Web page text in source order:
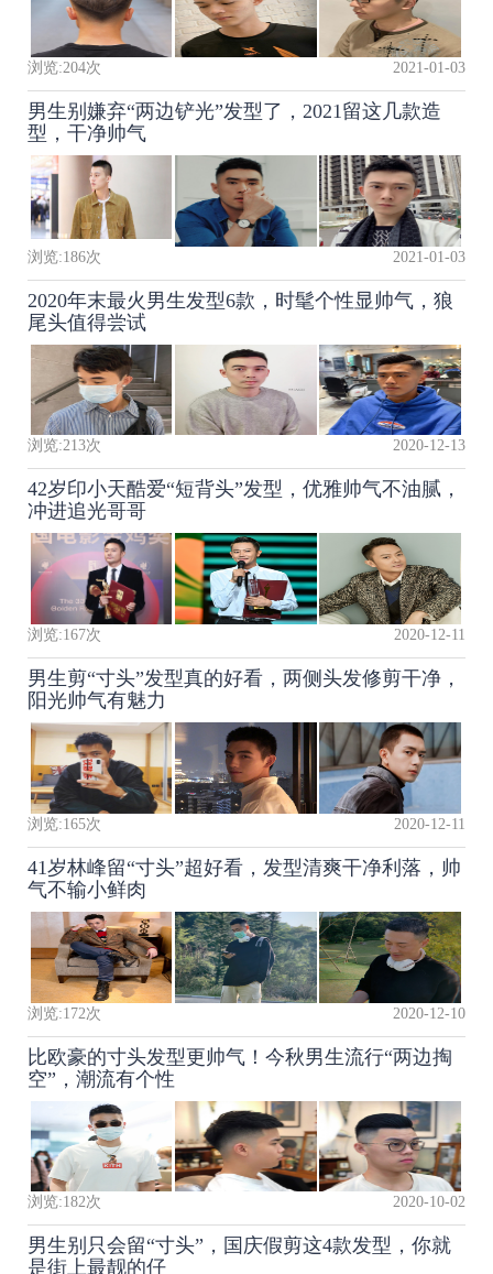
浏览:204次 2021-01-03
男生别嫌弃“两边铲光”发型了，2021留这几款造
型，干净帅气
浏览:186次 2021-01-03
2020年末最火男生发型6款，时髦个性显帅气，狼
尾头值得尝试
浏览:213次 2020-12-13
42岁印小天酷爱“短背头”发型，优雅帅气不油腻，
冲进追光哥哥
浏览:167次 2020-12-11
男生剪“寸头”发型真的好看，两侧头发修剪干净，
阳光帅气有魅力
浏览:165次 2020-12-11
41岁林峰留“寸头”超好看，发型清爽干净利落，帅
气不输小鲜肉
浏览:172次 2020-12-10
比欧豪的寸头发型更帅气！今秋男生流行“两边掏
空”，潮流有个性
浏览:182次 2020-10-02
男生别只会留“寸头”，国庆假剪这4款发型，你就
是街上最靓的仔